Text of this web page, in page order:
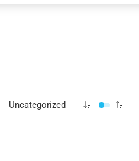
Uncategorized